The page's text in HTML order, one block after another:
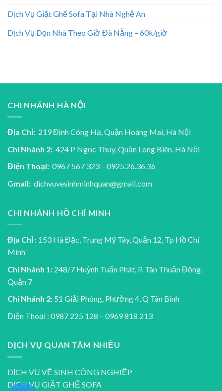
Dịch Vụ Giặt Ghế Sofa Tại Nhà Nghệ An
Dịch Vụ Dọn Nhà Theo Giờ Đà Nẵng – 60k/giờ
CHI NHÁNH HÀ NỘI
Địa Chỉ: 219 Định Công Hạ, Quận Hoàng Mai, Hà Nội
Chí Nhánh 2: 424 P Ngọc Thụy, Quận Long Biên, Hà Nội
Điện Thoại: 0967 567 323 – 0925.26.36.36
Gmail: dichvuvesinhminhquan@gmail.com
CHI NHÁNH HỒ CHÍ MINH
Địa Chỉ : 153 Hà Đặc, Trung Mỹ Tây, Quận 12, Tp Hồ Chí
Minh
Chi Nhánh 1: 248/7 Huỳnh Tuấn Phát, P. Tân Thuận Đông,
Quận 7
Chi Nhánh 2: 51 Giải Phóng, Phường 4, Q Tân Bình
Điện Thoại : 0987 225 128 – 0969 818 213
DỊCH VỤ QUAN TÂM NHIỀU
DỊCH VỤ VỆ SINH CÔNG NGHIỆP
DỊCH VỤ GIẶT GHẾ SOFA